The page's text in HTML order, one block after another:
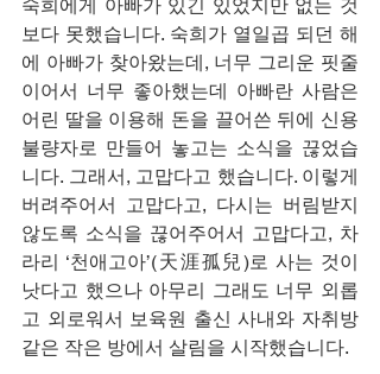
숙희에게 아빠가 있긴 있었지만 없는 것
보다 못했습니다. 숙희가 열일곱 되던 해
에 아빠가 찾아왔는데, 너무 그리운 핏줄
이어서 너무 좋아했는데 아빠란 사람은
어린 딸을 이용해 돈을 끌어쓴 뒤에 신용
불량자로 만들어 놓고는 소식을 끊었습
니다. 그래서, 고맙다고 했습니다. 이렇게
버려주어서 고맙다고, 다시는 버림받지
않도록 소식을 끊어주어서 고맙다고, 차
라리 ‘천애고아’(天涯孤兒)로 사는 것이
낫다고 했으나 아무리 그래도 너무 외롭
고 외로워서 보육원 출신 사내와 자취방
같은 작은 방에서 살림을 시작했습니다.